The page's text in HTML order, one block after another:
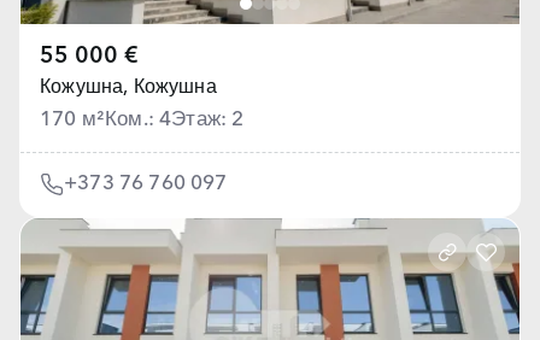
55 000 €
Кожушна, Кожушна
170 м² Ком.: 4Этаж: 2
+373 76 760 097